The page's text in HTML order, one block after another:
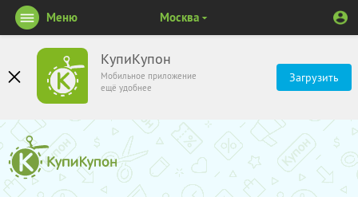
КупиКупон
Мобильное приложение
ещё удобнее
Загрузить
Меню Москва